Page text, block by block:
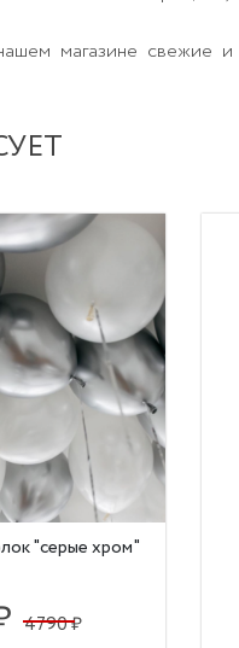
магазине свежие и
"серые хром"
4790 ₽